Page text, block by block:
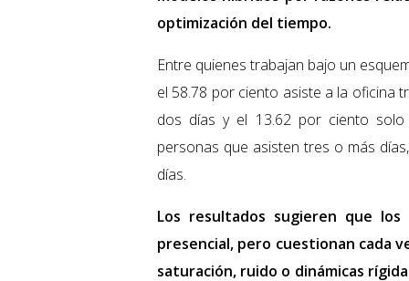
optimización del tiempo.
Entre quienes trabajan bajo un
el 58.78 por ciento asiste a la oficina
dos días y el 13.62 por ciento
personas que asisten tres o más
días.
Los resultados sugieren que
presencial, pero cuestionan cada
saturación, ruido o dinámicas